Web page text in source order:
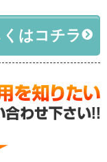
はコチラ